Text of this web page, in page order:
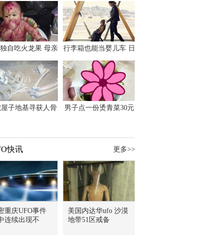
斯卡古拉事件
万
自吃火龙果 母亲
行李箱也能当婴儿车 日
子地基寻获人骨
男子点一份烫青菜30元
快讯 更多>>
重庆UFO事件
连续出现不
美国内达华ufo 沙漠
地带51区戒备